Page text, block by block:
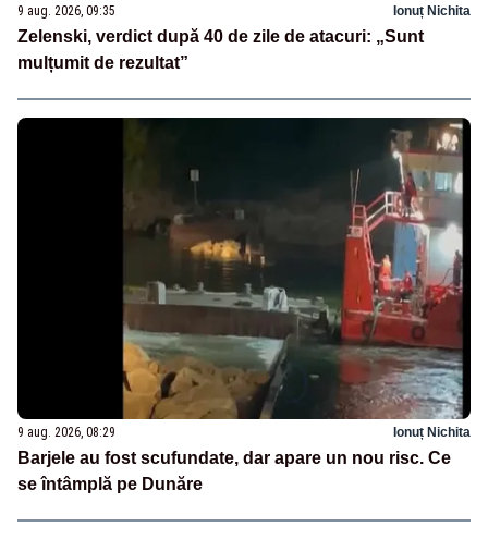
9 aug. 2026, 09:35 Ionuț Nichita
Zelenski, verdict după 40 de zile de atacuri: „Sunt
mulțumit de rezultat”
9 aug. 2026, 08:29 Ionuț Nichita
Barjele au fost scufundate, dar apare un nou risc. Ce
se întâmplă pe Dunăre